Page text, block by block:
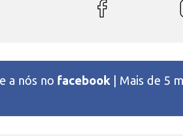
a nós no facebook | Mais de 5